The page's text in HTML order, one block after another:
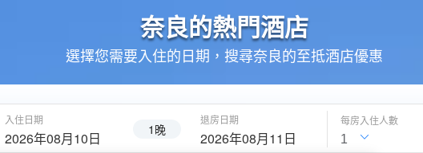
奈良的熱門酒店
選擇您需要入住的日期，搜尋奈良的至抵酒店優惠
入住日期
2026年08月10日 1晚
退房日期
2026年08月11日
每房入住人數